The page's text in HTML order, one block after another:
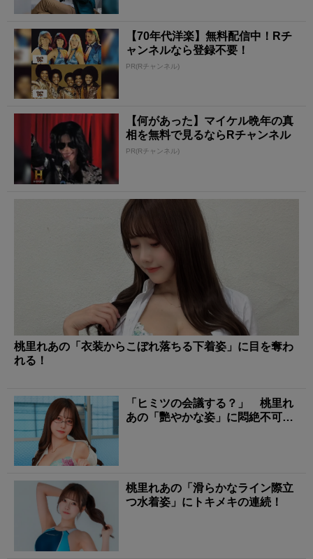
【70年代洋楽】無料配信中！Rチ
ャンネルなら登録不要！
PR(Rチャンネル)
【何があった】マイケル晩年の真
相を無料で見るならRチャンネル
PR(Rチャンネル)
桃里れあの「衣装からこぼれ落ちる下着姿」に目を奪わ
れる！
「ヒミツの会議する？」 桃里れ
あの「艷やかな姿」に悶絶不可
桃里れあの「滑らかなライン際立
つ水着姿」にトキメキの連続！